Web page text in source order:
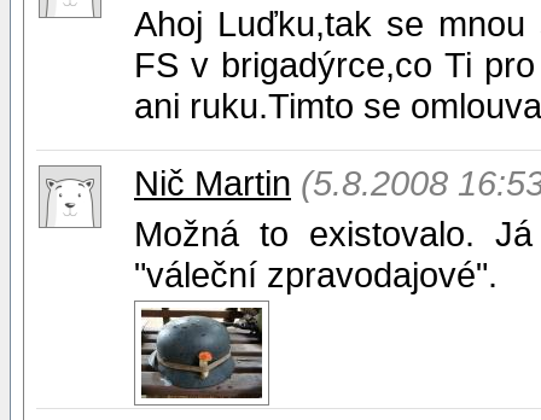
Ahoj Luďku,tak se
FS v brigadýrce,co Ti
ani ruku.Timto se
Nič Martin (5.8.2008
Možná to existovalo.
"váleční zpravodajové".